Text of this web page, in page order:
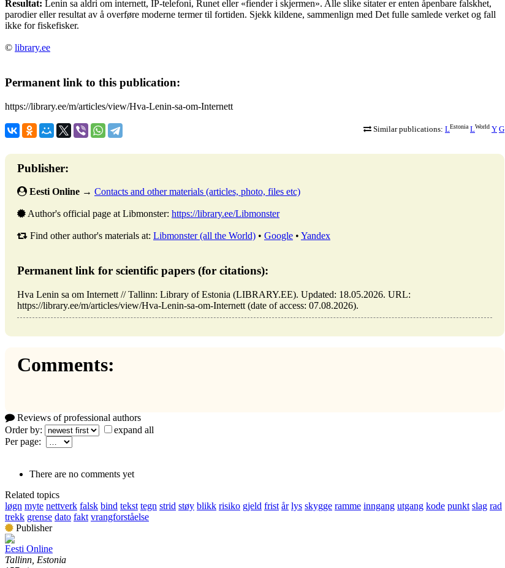
Resultat: Lenin sa aldri om internett, IP-telefoni, Runet eller «fiender i skjermen». Alle slike sitater er enten åpenbare falskhet,
parodier eller resultat av å overføre moderne termer til fortiden. Sjekk kildene, sammenlign med Det fulle samlede verket og fall
ikke for fiskefisker.
© library.ee
Permanent link to this publication:
https://library.ee/m/articles/view/Hva-Lenin-sa-om-Internett
Similar publications: LEstonia LWorld Y G
Publisher:
Eesti Online → Contacts and other materials (articles, photo, files etc)
Author's official page at Libmonster: https://library.ee/Libmonster
Find other author's materials at: Libmonster (all the World) • Google • Yandex
Permanent link for scientific papers (for citations):
Hva Lenin sa om Internett // Tallinn: Library of Estonia (LIBRARY.EE). Updated: 18.05.2026. URL:
https://library.ee/m/articles/view/Hva-Lenin-sa-om-Internett (date of access: 07.08.2026).
Comments:
Reviews of professional authors
Order by:
expand all
Per page:
There are no comments yet
Related topics
løgn myte nettverk falsk bind tekst tegn strid støy blikk risiko gjeld frist år lys skygge ramme inngang utgang kode punkt slag rad
trekk grense dato fakt vrangforståelse
Publisher
Eesti Online
Tallinn, Estonia